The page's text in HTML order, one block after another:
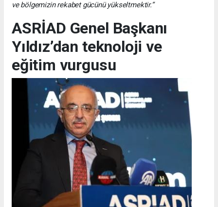
ve bölgemizin rekabet gücünü yükseltmektir.”
ASRİAD Genel Başkanı
Yıldız’dan teknoloji ve
eğitim vurgusu